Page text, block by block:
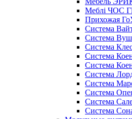
Меблі ЧОС
Прихожая
Система
Система
Система
Система
Система
Система
Система
Система
Система
Система